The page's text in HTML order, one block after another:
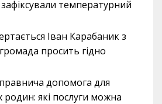
температурний
Іван Карабаник з
просить гідно
допомога для
родин: які послуги можна